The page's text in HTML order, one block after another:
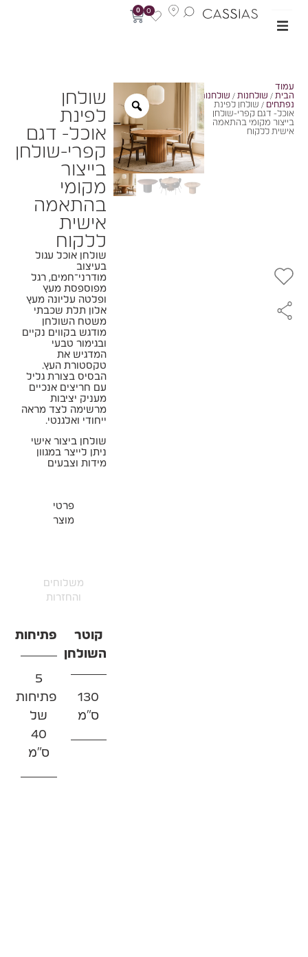
0
/שולחנות/שולחנות
/ שולחן לפינת
דגם קפרי-שולחן
מקומי בהתאמה
ללקוח
שולחן
לפינת
אוכל- דגם
קפרי-שולחן
בייצור
מקומי
בהתאמה
אישית
ללקוח
שולחן אוכל עגול
בעיצוב
מודרני־חמים, רגל
מפוספסת מעץ
ופלטה עליונה מעץ
אלון תלת שכבתי
משטח השולחן
מודגש בקווים נקיים
ובגימור טבעי
המדגיש את
טקסטורת העץ.
הבסיס בצורת גליל
עם חריצים אנכיים
מעניק יציבות
מרשימה לצד מראה
ייחודי ואלגנטי.
שולחן ביצור אישי
ניתן לייצר במגוון
מידות וצבעים
פרטי
מוצר
משלוחים
והחזרות
קוטר
השולחן
130
ס"מ
פתיחות
פתיחות
של
ס"מ